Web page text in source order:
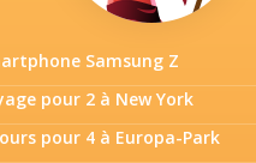
Samsung Z
pour 2 à New York
pour 4 à Europa-Park